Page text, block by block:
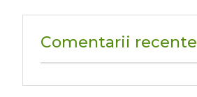
Comentarii recente